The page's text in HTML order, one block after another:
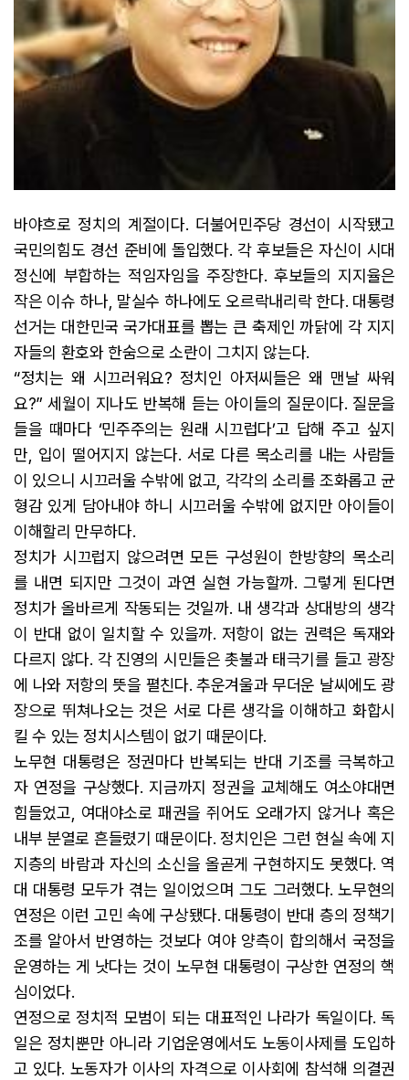
바야흐로 정치의 계절이다. 더불어민주당 경선이 시작됐고
국민의힘도 경선 준비에 돌입했다. 각 후보들은 자신이 시대
정신에 부합하는 적임자임을 주장한다. 후보들의 지지율은
작은 이슈 하나, 말실수 하나에도 오르락내리락 한다. 대통령
선거는 대한민국 국가대표를 뽑는 큰 축제인 까닭에 각 지지
자들의 환호와 한숨으로 소란이 그치지 않는다.
“정치는 왜 시끄러워요? 정치인 아저씨들은 왜 맨날 싸워
요?” 세월이 지나도 반복해 듣는 아이들의 질문이다. 질문을
들을 때마다 ‘민주주의는 원래 시끄럽다’고 답해 주고 싶지
만, 입이 떨어지지 않는다. 서로 다른 목소리를 내는 사람들
이 있으니 시끄러울 수밖에 없고, 각각의 소리를 조화롭고 균
형감 있게 담아내야 하니 시끄러울 수밖에 없지만 아이들이
이해할리 만무하다.
정치가 시끄럽지 않으려면 모든 구성원이 한방향의 목소리
를 내면 되지만 그것이 과연 실현 가능할까. 그렇게 된다면
정치가 올바르게 작동되는 것일까. 내 생각과 상대방의 생각
이 반대 없이 일치할 수 있을까. 저항이 없는 권력은 독재와
다르지 않다. 각 진영의 시민들은 촛불과 태극기를 들고 광장
에 나와 저항의 뜻을 펼친다. 추운겨울과 무더운 날씨에도 광
장으로 뛰쳐나오는 것은 서로 다른 생각을 이해하고 화합시
킬 수 있는 정치시스템이 없기 때문이다.
노무현 대통령은 정권마다 반복되는 반대 기조를 극복하고
자 연정을 구상했다. 지금까지 정권을 교체해도 여소야대면
힘들었고, 여대야소로 패권을 쥐어도 오래가지 않거나 혹은
내부 분열로 흔들렸기 때문이다. 정치인은 그런 현실 속에 지
지층의 바람과 자신의 소신을 올곧게 구현하지도 못했다. 역
대 대통령 모두가 겪는 일이었으며 그도 그러했다. 노무현의
연정은 이런 고민 속에 구상됐다. 대통령이 반대 층의 정책기
조를 알아서 반영하는 것보다 여야 양측이 합의해서 국정을
운영하는 게 낫다는 것이 노무현 대통령이 구상한 연정의 핵
심이었다.
연정으로 정치적 모범이 되는 대표적인 나라가 독일이다. 독
일은 정치뿐만 아니라 기업운영에서도 노동이사제를 도입하
고 있다. 노동자가 이사의 자격으로 이사회에 참석해 의결권